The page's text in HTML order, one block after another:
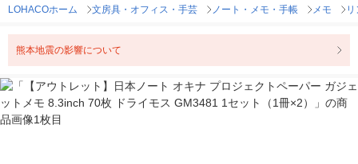
LOHACOホーム 文房具・オフィス・手芸 ノート・メモ・手帳 メモ
熊本地震の影響について